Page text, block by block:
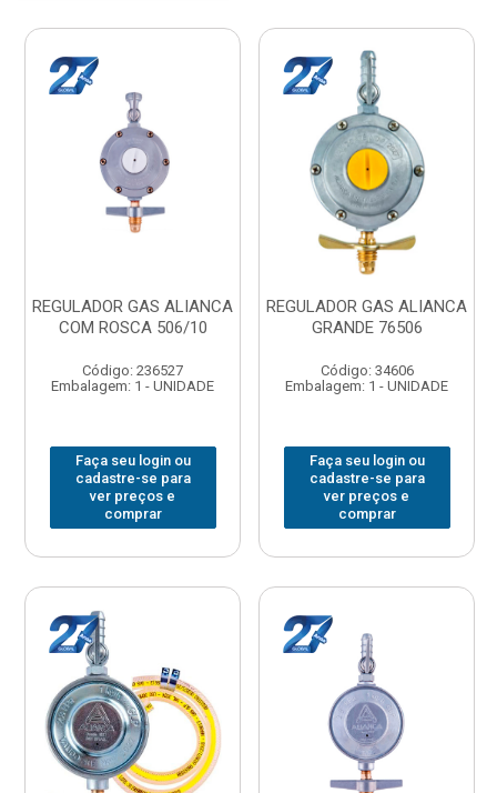
REGULADOR GAS ALIANCA
COM ROSCA 506/10
Código: 236527
Embalagem: 1 - UNIDADE
Faça seu login ou
cadastre-se para
ver preços e
comprar
REGULADOR GAS ALIANCA
GRANDE 76506
Código: 34606
Embalagem: 1 - UNIDADE
Faça seu login ou
cadastre-se para
ver preços e
comprar